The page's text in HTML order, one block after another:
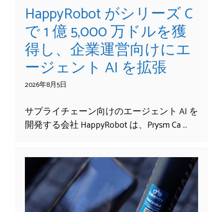
HappyRobot がシリーズ C
で 1 億 5,000 万ドルを獲
得し、企業運営向けにエ
ージェント AI を拡張
2026年8月5日
サプライチェーン向けのエージェント AI を
開発する会社 HappyRobot は、Prysm Ca …